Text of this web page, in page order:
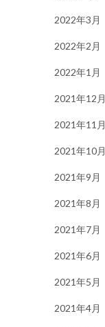
2022年3月
2022年2月
2022年1月
2021年12月
2021年11月
2021年10月
2021年9月
2021年8月
2021年7月
2021年6月
2021年5月
2021年4月